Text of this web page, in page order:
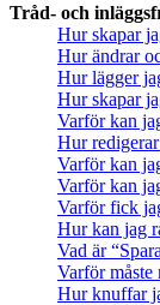
Tråd- och
Hur skapar
Hur ändrar
Hur lägger
Hur skapar
Varför kan
Hur
Varför kan
Varför kan
Varför fick
Hur kan jag
Vad är
Varför måste
Hur knuffar